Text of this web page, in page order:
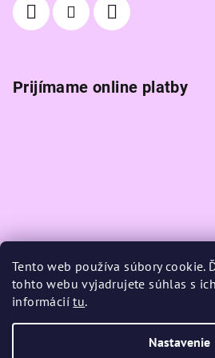
Tento web používa súbory cookie.
tohto webu vyjadrujete súhlas s
informáciítu.
Nastavenie
Prijímame online platby